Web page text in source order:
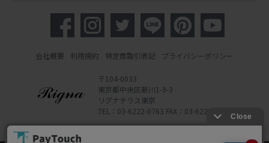
会社概要 利用規約 特定商取引表記 プライバシーポリシー
〒104-0033
東京都中央区新川1-9-3
リグナテラス東京
TEL：03-6222-0763 FAX：03-6222-0762
Powered by Watahan Partners Co., Ltd.